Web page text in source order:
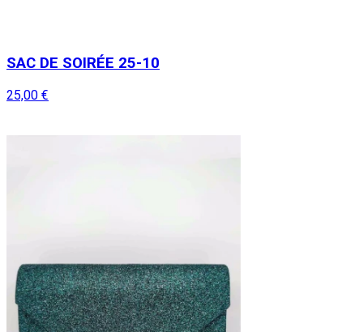
SAC DE SOIRÉE 25-10
25,00 €